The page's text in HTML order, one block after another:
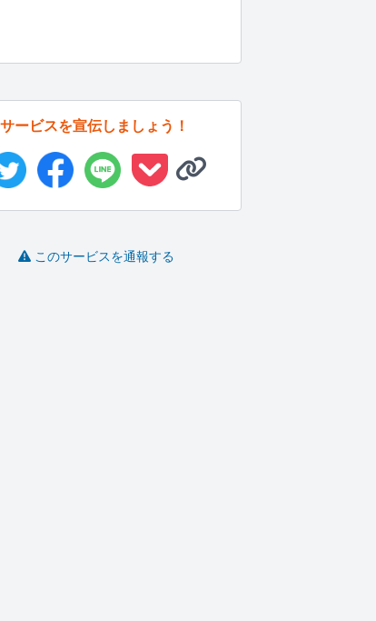
サービスを宣伝しましょう！
このサービスを通報する